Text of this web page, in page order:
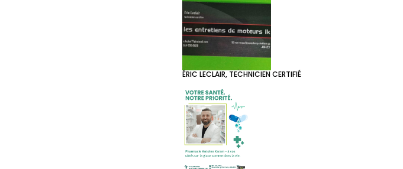
ÉRIC LECLAIR, TECHNICIEN CERTIFIÉ